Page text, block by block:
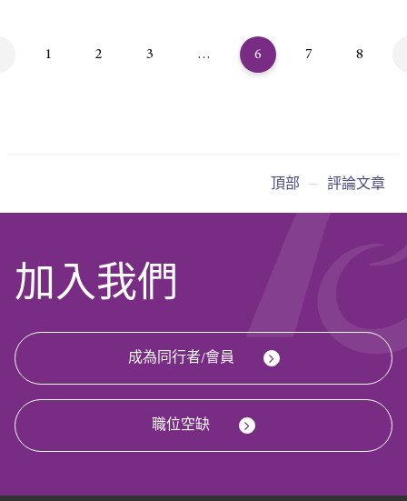
1 2 3 … 6 7 8
頂部 評論文章
加入我們
成為同行者/會員
職位空缺